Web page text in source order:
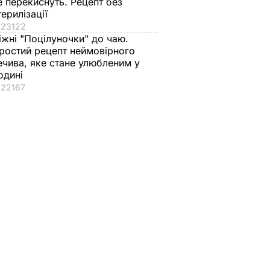
23122
"Поцілуночки" до чаю.
рецепт неймовірного
яке стане улюбленим у
22167